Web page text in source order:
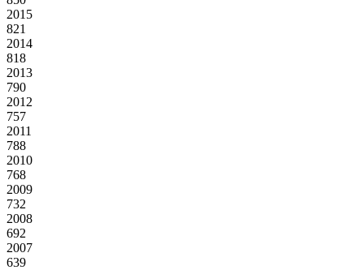
2015
821
2014
818
2013
790
2012
757
2011
788
2010
768
2009
732
2008
692
2007
639